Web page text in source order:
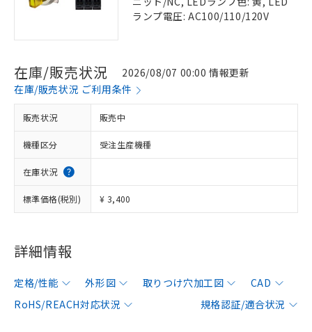
ランプ電圧: AC100/110/120V
在庫/販売状況
2026/08/07 00:00 情報更新
在庫/販売状況 ご利用条件
販売状況 販売中
機種区分 受注生産機種
在庫状況
標準価格(税別) ¥ 3,400
詳細情報
定格/性能 外形図 取りつけ穴加工図
CAD
RoHS/REACH対応状況
規格認証/適合状況